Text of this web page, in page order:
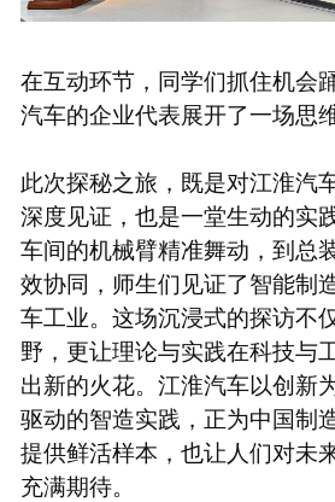
在互动环节，同学们抓住机会
汽车的企业代表展开了一场思
此次探秘之旅，既是对江淮汽
深度见证，也是一堂生动的实
车间的机械臂精准舞动，到总
效协同，师生们见证了智能制
车工业。这场沉浸式的探访不
野，更让理论与实践在科技与
出新的火花。江淮汽车以创新
驱动的智造实践，正为中国制
提供鲜活样本，也让人们对未
充满期待。